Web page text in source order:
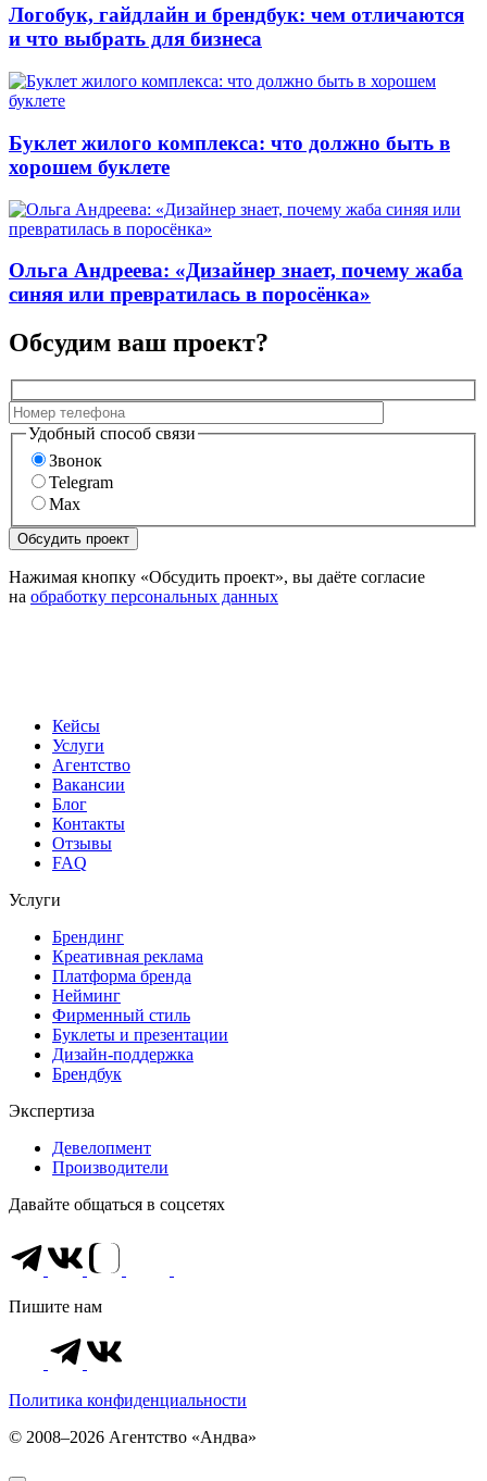
Логобук, гайдлайн и брендбук: чем отличаются
и что выбрать для бизнеса
Буклет жилого комплекса: что должно быть в
хорошем буклете
Ольга Андреева: «Дизайнер знает, почему жаба
синяя или превратилась в поросёнка»
Обсудим ваш проект?
Удобный способ связи
Звонок
Telegram
Max
Нажимая кнопку «Обсудить проект», вы даёте согласие
на обработку персональных данных
Кейсы
Услуги
Агентство
Вакансии
Блог
Контакты
Отзывы
FAQ
Услуги
Брендинг
Креативная реклама
Платформа бренда
Нейминг
Фирменный стиль
Буклеты и презентации
Дизайн-поддержка
Брендбук
Экспертиза
Девелопмент
Производители
Давайте общаться в соцсетях
Пишите нам
Политика конфиденциальности
© 2008–2026 Агентство «Андва»